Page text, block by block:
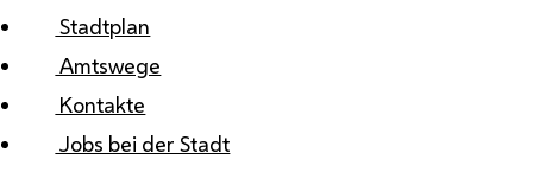
Stadtplan
Amtswege
Kontakte
Jobs bei der Stadt